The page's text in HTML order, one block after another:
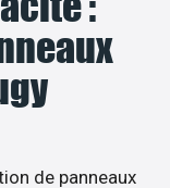
de panneaux